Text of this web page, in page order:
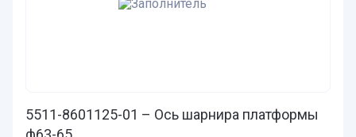
5511-8601125-01 – Ось шарнира платформы